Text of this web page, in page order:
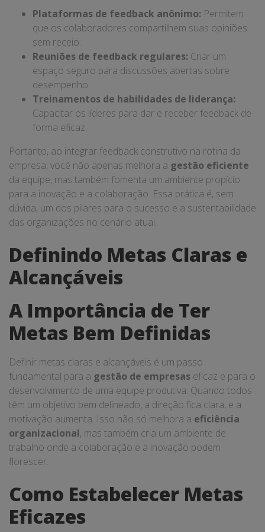
Plataformas de feedback anônimo: Permitem
que os colaboradores compartilhem suas opiniões
sem receio.
Reuniões de feedback regulares: Criar um
espaço seguro para discussões abertas sobre
desempenho.
Treinamentos de habilidades de liderança:
Capacitar os líderes para dar e receber feedback de
forma eficaz.
Portanto, ao integrar feedback construtivo na rotina da
empresa, você não apenas melhora a gestão eficiente
da equipe, mas também fomenta um ambiente propício
para a inovação e a colaboração. Essa prática é, sem
dúvida, um dos pilares para o sucesso e a sustentabilidade
das organizações no cenário atual.
Definindo Metas Claras e
Alcançáveis
A Importância de Ter
Metas Bem Definidas
Definir metas claras e alcançáveis é um passo
fundamental para a gestão de empresas eficaz e para o
desenvolvimento de uma equipe produtiva. Quando todos
têm um objetivo bem delineado, a direção fica clara, e a
motivação aumenta. Isso não só melhora a eficiência
organizacional, mas também cria um ambiente de
trabalho onde a colaboração e a inovação podem
florescer.
Como Estabelecer Metas
Eficazes